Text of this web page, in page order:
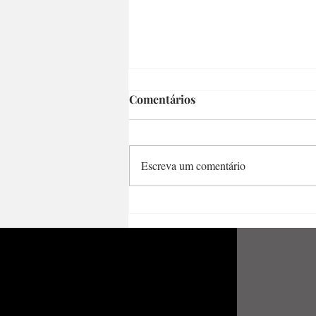
Comentários
Escreva um comentário